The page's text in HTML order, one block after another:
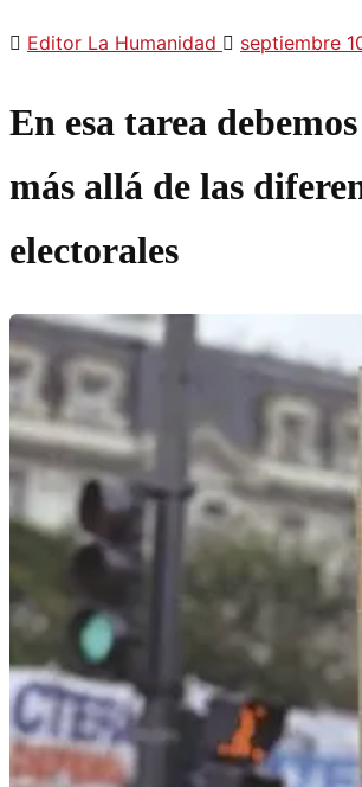
Editor La Humanidad septiembre
En esa tarea
más allá de las
electorales